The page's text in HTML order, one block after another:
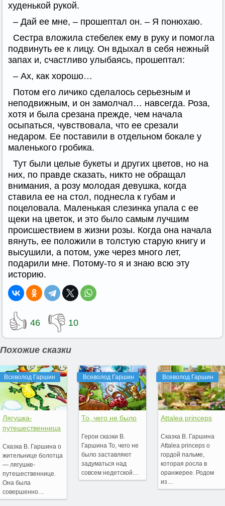
худенькой рукой.
– Дай ее мне, – прошептал он. – Я понюхаю.
Сестра вложила стебелек ему в руку и помогла
подвинуть ее к лицу. Он вдыхал в себя нежный
запах и, счастливо улыбаясь, прошептал:
– Ах, как хорошо…
Потом его личико сделалось серьезным и
неподвижным, и он замолчал… навсегда. Роза,
хотя и была срезана прежде, чем начала
осыпаться, чувствовала, что ее срезали
недаром. Ее поставили в отдельном бокале у
маленького гробика.
Тут были целые букеты и других цветов, но на
них, по правде сказать, никто не обращал
внимания, а розу молодая девушка, когда
ставила ее на стол, поднесла к губам и
поцеловала. Маленькая слезинка упала с ее
щеки на цветок, и это было самым лучшим
происшествием в жизни розы. Когда она начала
вянуть, ее положили в толстую старую книгу и
высушили, а потом, уже через много лет,
подарили мне. Потому-то я и знаю всю эту
историю.
👍 46 👎 10
Похожие сказки
Всеволод Гаршин
Лягушка-
путешественница
Сказка В. Гаршина о
жительнице болотца
— лягушке-
путешественнице.
Она была
совершенно…
Всеволод Гаршин
То, чего не было
Герои сказки В.
Гаршина То, чего не
было заставляют
задуматься над
совсем недетской…
Всеволод Гаршин
Attalea princeps
Сказка В. Гаршина
Attalea princeps о
гордой пальме,
которая росла в
оранжерее. Родом
из…